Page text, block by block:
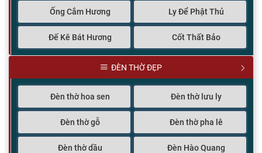
Ống Cắm Hương Ly Để Phật Thủ
Đế Kê Bát Hương Cốt Thất Bảo
ĐÈN THỜ ĐẸP
Đèn thờ hoa sen Đèn thờ lưu ly
Đèn thờ gỗ Đèn thờ pha lê
Đèn thờ dầu Đèn Hào Quang